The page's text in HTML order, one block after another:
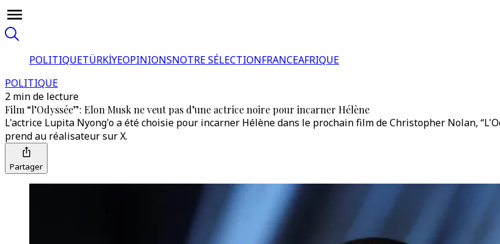
POLITIQUETÜRKİYEOPINIONSNOTRE SÉLECTIONFRANCEAFRIQUE
POLITIQUE
2 min de lecture
Film “l’Odyssée”: Elon Musk ne veut pas d’une actrice noire pour incarner Hélène
L'actrice Lupita Nyong'o a été choisie pour incarner Hélène dans le prochain film de Christopher Nolan,
prend au réalisateur sur X.
Partager